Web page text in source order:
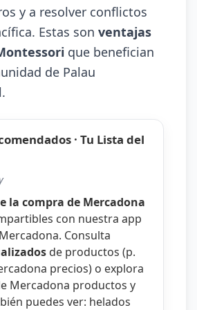
y a resolver conflictos
Estas son ventajas
que benefician
de Palau
· Tu Lista del
la compra de Mercadona
con nuestra app
. Consulta
de productos (p.
precios) o explora
Mercadona productos y
puedes ver: helados